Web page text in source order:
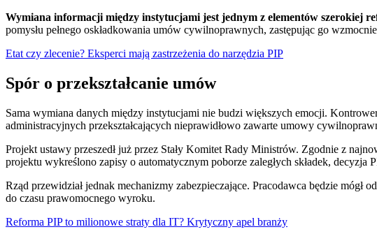
Wymiana informacji między instytucjami jest jednym z elementów szerokiej
pomysłu pełnego oskładkowania umów cywilnoprawnych, zastępując go
Etat czy zlecenie? Eksperci mają zastrzeżenia do narzędzia PIP
Spór o przekształcanie umów
Sama wymiana danych między instytucjami nie budzi większych emocji.
administracyjnych przekształcających nieprawidłowo zawarte umowy
Projekt ustawy przeszedł już przez Stały Komitet Rady Ministrów. Zgodnie z
projektu wykreślono zapisy o automatycznym poborze zaległych składek,
Rząd przewidział jednak mechanizmy zabezpieczające. Pracodawca będzie
do czasu prawomocnego wyroku.
Reforma PIP to milionowe straty dla IT? Krytyczny apel branży